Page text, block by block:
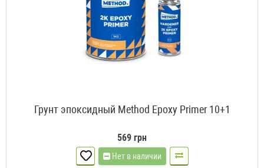
Грунт эпоксидный Method Epoxy Primer 10+1
569 грн
Нет в наличии